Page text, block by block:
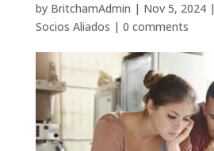
by BritchamAdmin | Nov 5, 2024|
Socios Aliados | 0 comments